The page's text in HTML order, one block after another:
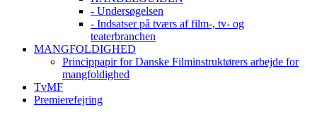
- Undersøgelsen
- Indsatser på tværs af film-, tv- og
teaterbranchen
MANGFOLDIGHED
Princippapir for Danske Filminstruktørers arbejde for
mangfoldighed
TvMF
Premierefejring